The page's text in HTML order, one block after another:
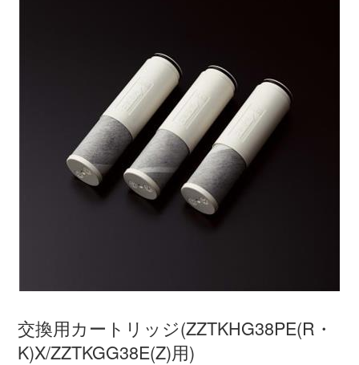
交換用カートリッジ(ZZTKHG38PE(R・
K)X/ZZTKGG38E(Z)用)